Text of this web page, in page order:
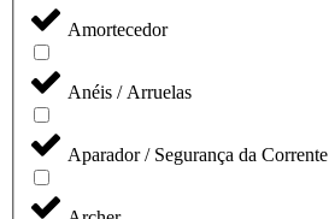
Amortecedor
Anéis / Arruelas
Aparador / Segurança da Corrente